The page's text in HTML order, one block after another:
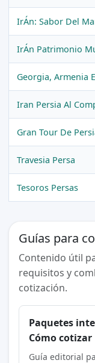
IrÁn: Sabor Del
IrÁn Patrimonio
Georgia, Armenia
Iran Persia Al
Gran Tour De
Travesia Persa
Tesoros Persas
Guías para
Contenido útil
requisitos y
cotización.
Paquetes
Cómo cotizar
Guía editorial